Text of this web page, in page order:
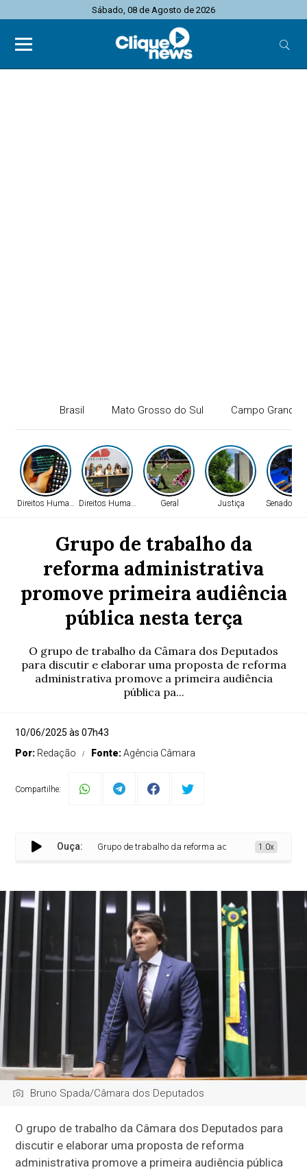
Sábado, 08 de Agosto de 2026
Brasil Mato Grosso do Sul Campo Grande
Direitos HumanosDireitos Humanos Geral Justiça Senado
Grupo de trabalho da
reforma administrativa
promove primeira audiência
pública nesta terça
O grupo de trabalho da Câmara dos Deputados
para discutir e elaborar uma proposta de reforma
administrativa promove a primeira audiência
pública pa...
10/06/2025 às 07h43
Por: Redação Fonte:Agência Câmara
Compartilhe:
Ouça:Grupo de trabalho da reforma administrativa promove
1.0x
Bruno Spada/Câmara dos Deputados
O grupo de trabalho da Câmara dos Deputados para
discutir e elaborar uma proposta de reforma
administrativa promove a primeira audiência pública